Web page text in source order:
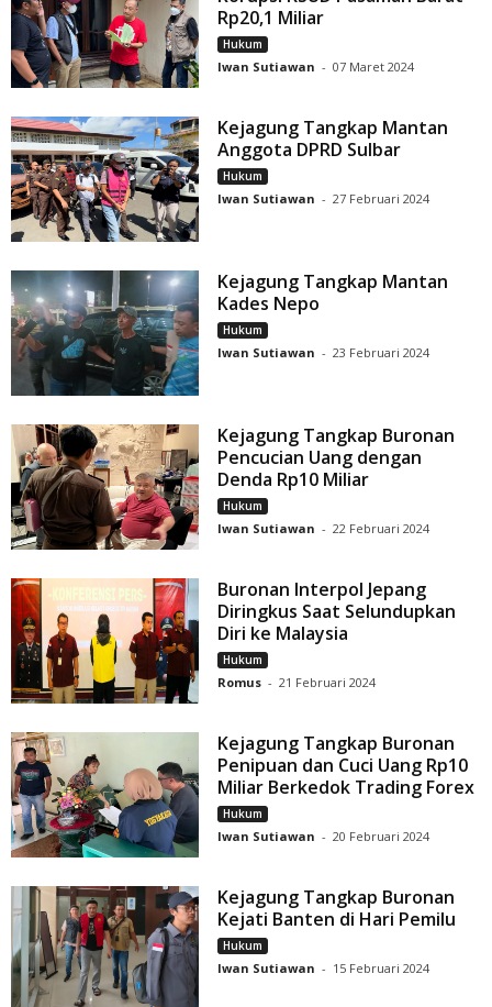
Rp20,1 Miliar
Hukum
Iwan Sutiawan - 07 Maret 2024
Kejagung Tangkap Mantan
Anggota DPRD Sulbar
Hukum
Iwan Sutiawan - 27 Februari 2024
Kejagung Tangkap Mantan
Kades Nepo
Hukum
Iwan Sutiawan - 23 Februari 2024
Kejagung Tangkap Buronan
Pencucian Uang dengan
Denda Rp10 Miliar
Hukum
Iwan Sutiawan - 22 Februari 2024
Buronan Interpol Jepang
Diringkus Saat Selundupkan
Diri ke Malaysia
Hukum
Romus - 21 Februari 2024
Kejagung Tangkap Buronan
Penipuan dan Cuci Uang Rp10
Miliar Berkedok Trading Forex
Hukum
Iwan Sutiawan - 20 Februari 2024
Kejagung Tangkap Buronan
Kejati Banten di Hari Pemilu
Hukum
Iwan Sutiawan - 15 Februari 2024